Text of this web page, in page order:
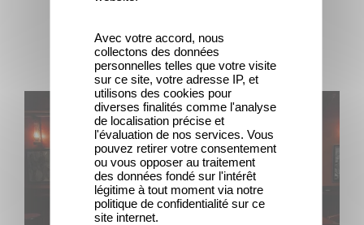
When Broken Hearts Want Revenge: Welcome to The
Revenge Club
Avec votre accord, nous
collectons des données
personnelles telles que votre visite
sur ce site, votre adresse IP, et
utilisons des cookies pour
diverses finalités comme l'analyse
de localisation précise et
l'évaluation de nos services. Vous
pouvez retirer votre consentement
ou vous opposer au traitement
des données fondé sur l'intérêt
légitime à tout moment via notre
politique de confidentialité sur ce
site internet.